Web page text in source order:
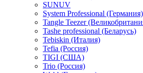
SUNUV
System Professional (Германия)
Tangle Teezer
Tashe professional (Беларусь)
Tebiskin (Италия)
Tefia (Россия)
TIGI (США)
Trio (Россия)